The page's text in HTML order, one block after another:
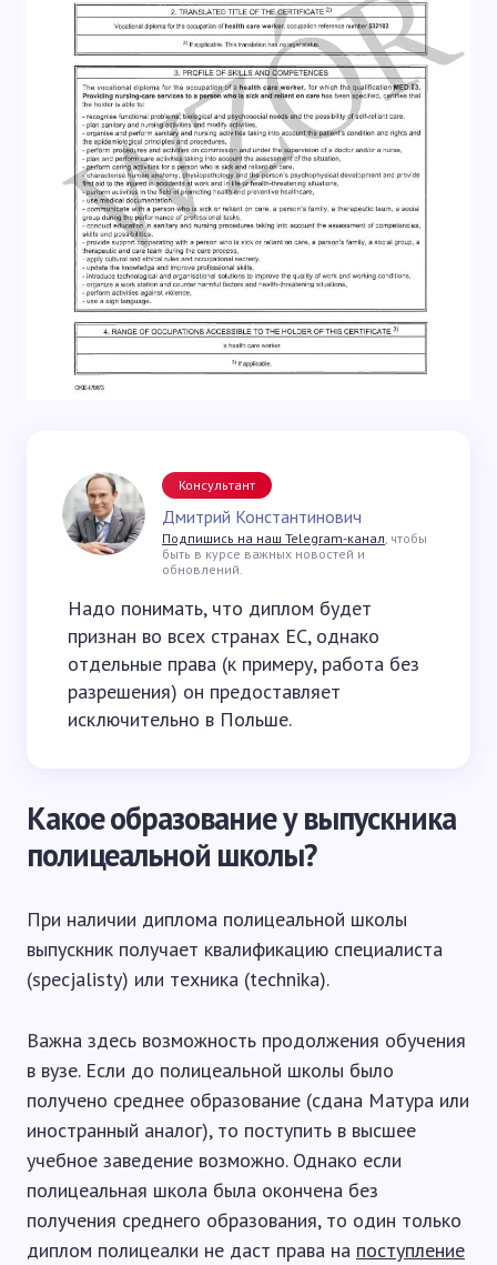
Консультант
Дмитрий Константинович
Подпишись на наш Telegram-канал , чтобы
быть в курсе важных новостей и
обновлений.
Надо понимать, что диплом будет
признан во всех странах ЕС, однако
отдельные права (к примеру, работа без
разрешения) он предоставляет
исключительно в Польше.
Какое образование у выпускника
полицеальной школы?
При наличии диплома полицеальной школы
выпускник получает квалификацию специалиста
(specjalisty) или техника (technika).
Важна здесь возможность продолжения обучения
в вузе. Если до полицеальной школы было
получено среднее образование (сдана Матура или
иностранный аналог), то поступить в высшее
учебное заведение возможно. Однако если
полицеальная школа была окончена без
получения среднего образования, то один только
диплом полицеалки не даст права на поступление